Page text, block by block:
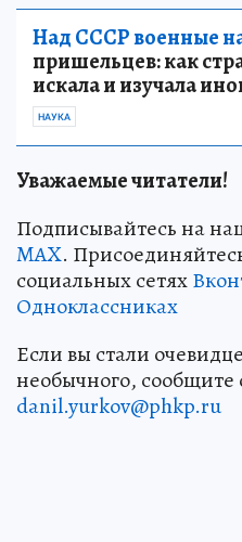
Над СССР военные
пришельцев: как
искала и изучала
НАУКА
Уважаемые читатели!
Подписывайтесь на
MAX.
социальных сетях
Одноклассниках
Если вы стали
необычного, сообщите
danil.yurkov@phkp.ru